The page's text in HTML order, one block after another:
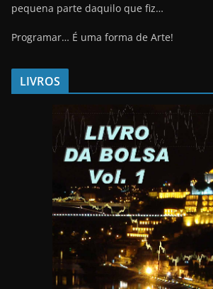
pequena parte daquilo que fiz…
Programar… É uma forma de Arte!
LIVROS